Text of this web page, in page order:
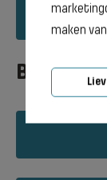
maken
BBL